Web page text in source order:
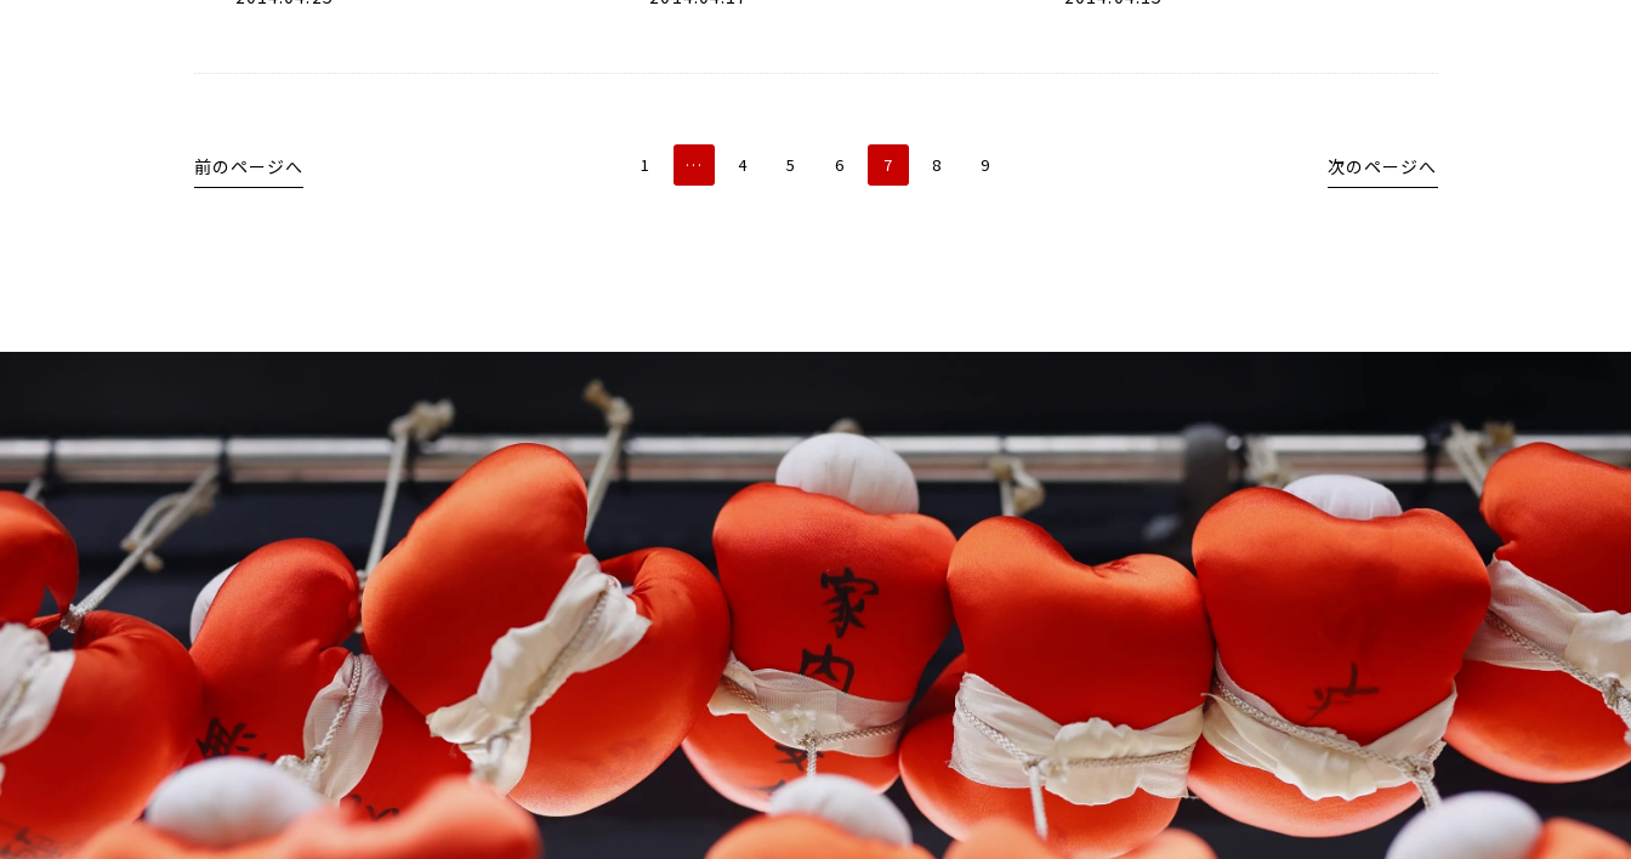
前のページへ 1 … 4 5 6 7 8 9 次のページへ